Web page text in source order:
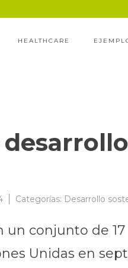
HEALTHCARE
Categorías: Desarrollo
un conjunto de
Unidas en